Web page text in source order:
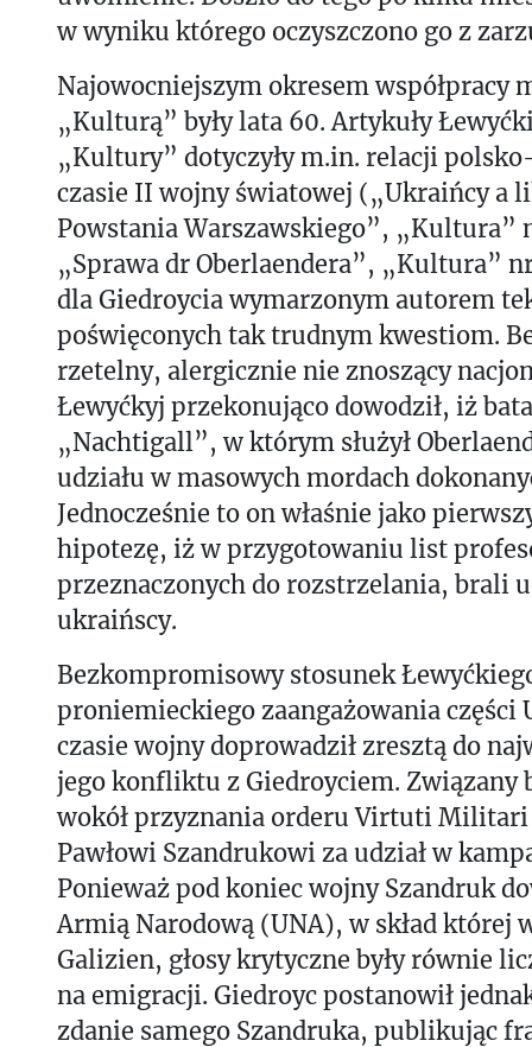
w wyniku którego oczyszczono go z
Najowocniejszym okresem współpracy
„Kulturą” były lata 60. Artykuły
„Kultury” dotyczyły m.in. relacji
czasie II wojny światowej („Ukraińcy a
Powstania Warszawskiego”, „Kultura”
„Sprawa dr Oberlaendera”, „Kultura”
dla Giedroycia wymarzonym autorem
poświęconych tak trudnym kwestiom.
rzetelny, alergicznie nie znoszący
Łewyćkyj przekonująco dowodził, iż
„Nachtigall”, w którym służył
udziału w masowych mordach
Jednocześnie to on właśnie jako
hipotezę, iż w przygotowaniu list
przeznaczonych do rozstrzelania, brali
ukraińscy.
Bezkompromisowy stosunek
proniemieckiego zaangażowania części
czasie wojny doprowadził zresztą do
jego konfliktu z Giedroyciem. Związany
wokół przyznania orderu Virtuti Militari
Pawłowi Szandrukowi za udział w
Ponieważ pod koniec wojny Szandruk
Armią Narodową (UNA), w skład której
Galizien, głosy krytyczne były równie
na emigracji. Giedroyc postanowił
zdanie samego Szandruka, publikując